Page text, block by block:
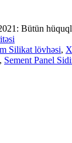
Bütün
Silikat lövhəsi,
, Sement Panel